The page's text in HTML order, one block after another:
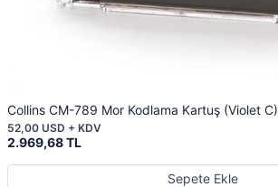
Collins CM-789 Mor Kodlama Kartuş (Violet C)
2.969,68 TL
52,00 USD + KDV
Sepete Ekle